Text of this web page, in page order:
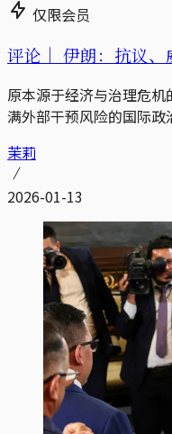
仅限会员
评论｜ 伊朗：抗议、
原本源于经济与治理危
满外部干预风险的国际政
茉莉
2026-01-13